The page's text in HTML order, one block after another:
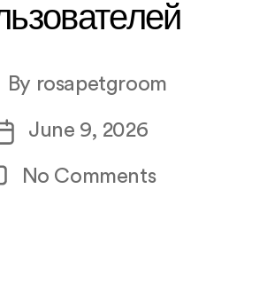
By rosapetgroom
June 9, 2026
No Commentson